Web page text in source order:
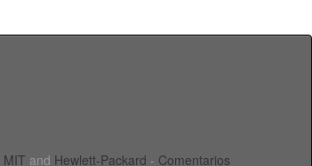
MIT and Hewlett-Packard - Comentarios